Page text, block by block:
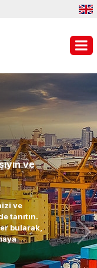
ve
ve
tanıtın.
bularak,